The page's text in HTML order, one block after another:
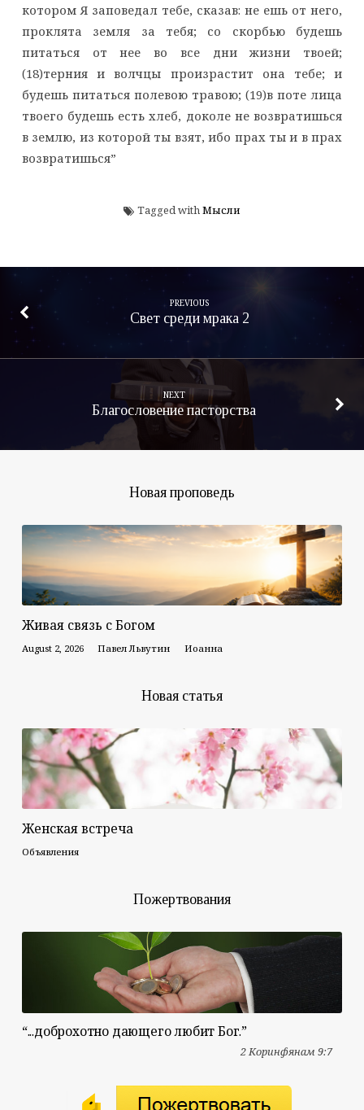
котором Я заповедал тебе, сказав: не ешь от него,
проклята земля за тебя; со скорбью будешь
питаться от нее во все дни жизни твоей;
(18)терния и волчцы произрастит она тебе; и
будешь питаться полевою травою; (19)в поте лица
твоего будешь есть хлеб, доколе не возвратишься
в землю, из которой ты взят, ибо прах ты и в прах
возвратишься”
Tagged with Мысли
PREVIOUS
Свет среди мрака 2
NEXT
Благословение пасторства
Новая проповедь
Живая связь с Богом
August 2, 2026 Павел Львутин Иоанна
Новая статья
Женская встреча
Объявления
Пожертвования
“...доброхотно дающего любит Бог.”
2 Коринфянам 9:7